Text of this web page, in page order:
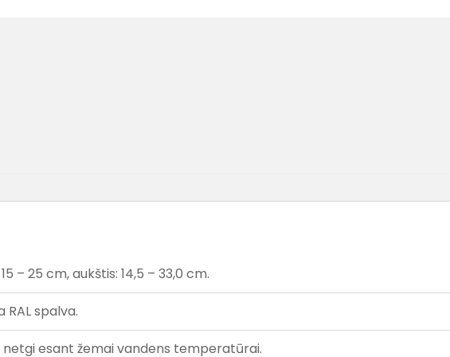
– 25 cm, aukštis: 14,5 – 33,0 cm.
RAL spalva.
netgi esant žemai vandens temperatūrai.